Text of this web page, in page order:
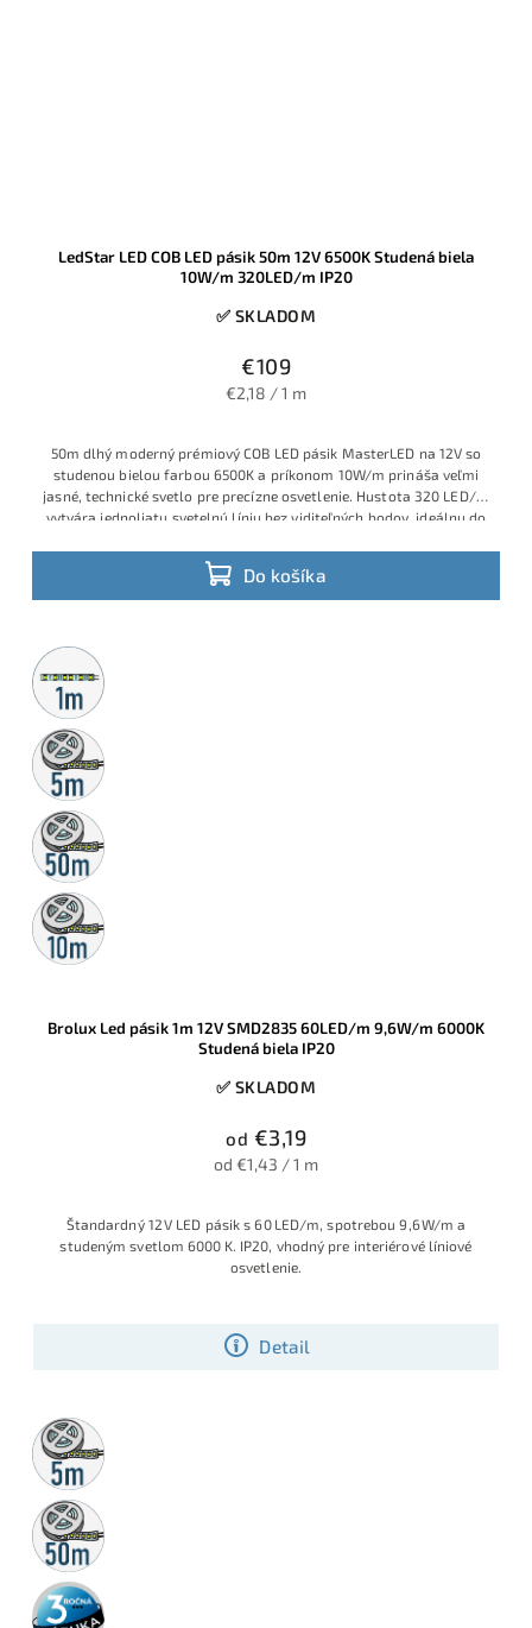
LedStar LED COB LED pásik 50m 12V 6500K Studená biela
10W/m 320LED/m IP20
✅ SKLADOM
€109
€2,18 / 1 m
Do košíka
50m dlhý moderný prémiový COB LED pásik MasterLED na 12V so
studenou bielou farbou 6500K a príkonom 10W/m prináša veľmi
jasné, technické svetlo pre precízne osvetlenie. Hustota 320 LED/m
vytvára jednoliatu svetelnú líniu bez viditeľných bodov, ideálnu do
suchom interiéri s krytím IP20.
Metrážny
predaj
5m
rolka
50m
rolka
10m
rolka
Brolux Led pásik 1m 12V SMD2835 60LED/m 9,6W/m 6000K
Studená biela IP20
✅ SKLADOM
od €3,19
od €1,43 / 1 m
Detail
Štandardný 12 V LED pásik s 60 LED/m, spotrebou 9,6 W/m a
studeným svetlom 6000 K. IP20, vhodný pre interiérové líniové
osvetlenie.
5m
rolka
50m
rolka
3 roky
záruka